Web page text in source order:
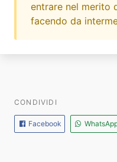
entrare nel merito
facendo da
CONDIVIDI
Facebook